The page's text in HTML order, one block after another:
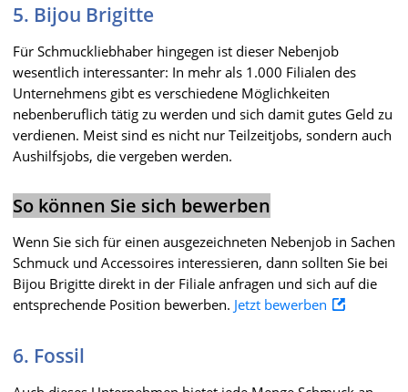
5. Bijou Brigitte
Für Schmuckliebhaber hingegen ist dieser Nebenjob
wesentlich interessanter: In mehr als 1.000 Filialen des
Unternehmens gibt es verschiedene Möglichkeiten
nebenberuflich tätig zu werden und sich damit gutes Geld zu
verdienen. Meist sind es nicht nur Teilzeitjobs, sondern auch
Aushilfsjobs, die vergeben werden.
So können Sie sich bewerben
Wenn Sie sich für einen ausgezeichneten Nebenjob in Sachen
Schmuck und Accessoires interessieren, dann sollten Sie bei
Bijou Brigitte direkt in der Filiale anfragen und sich auf die
entsprechende Position bewerben. Jetzt bewerben
6. Fossil